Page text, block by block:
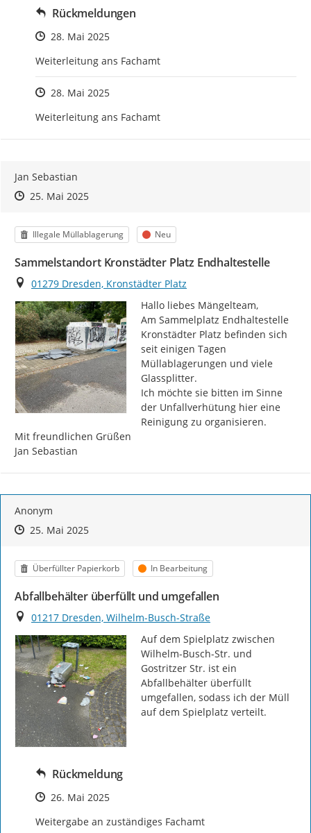
Rückmeldungen
Zeitpunkt des Erstellens
28. Mai 2025
Weiterleitung ans Fachamt
Zeitpunkt des Erstellens
28. Mai 2025
Weiterleitung ans Fachamt
Jan Sebastian
Zeitpunkt des Erstellens
Zeitpunkt des Erstellens
25. Mai 2025Zur Äußerung
Kategorie
Illegale Müllablagerung Status
Neu
Sammelstandort Kronstädter Platz Endhaltestelle
Ort
01279 Dresden, Kronstädter Platz
Hallo liebes Mängelteam,
Am Sammelplatz Endhaltestelle
Kronstädter Platz befinden sich
seit einigen Tagen
Müllablagerungen und viele
Glassplitter.
Ich möchte sie bitten im Sinne
der Unfallverhütung hier eine
Reinigung zu organisieren.
Mit freundlichen Grüßen
Jan Sebastian
Anonym
Zeitpunkt des Erstellens
Zeitpunkt des Erstellens
25. Mai 2025Zur Äußerung
Kategorie
Überfüllter Papierkorb Status
In Bearbeitung
Abfallbehälter überfüllt und umgefallen
Ort
01217 Dresden, Wilhelm-Busch-Straße
Auf dem Spielplatz zwischen
Wilhelm-Busch-Str. und
Gostritzer Str. ist ein
Abfallbehälter überfüllt
umgefallen, sodass ich der Müll
auf dem Spielplatz verteilt.
Rückmeldung
Zeitpunkt des Erstellens
26. Mai 2025
Weitergabe an zuständiges Fachamt